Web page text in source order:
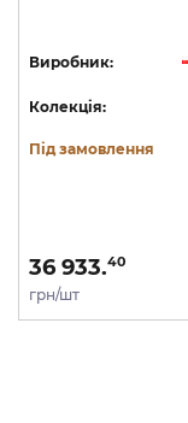
Виробник:
Колекція:
Під замовлення
36 933.40
грн/шт